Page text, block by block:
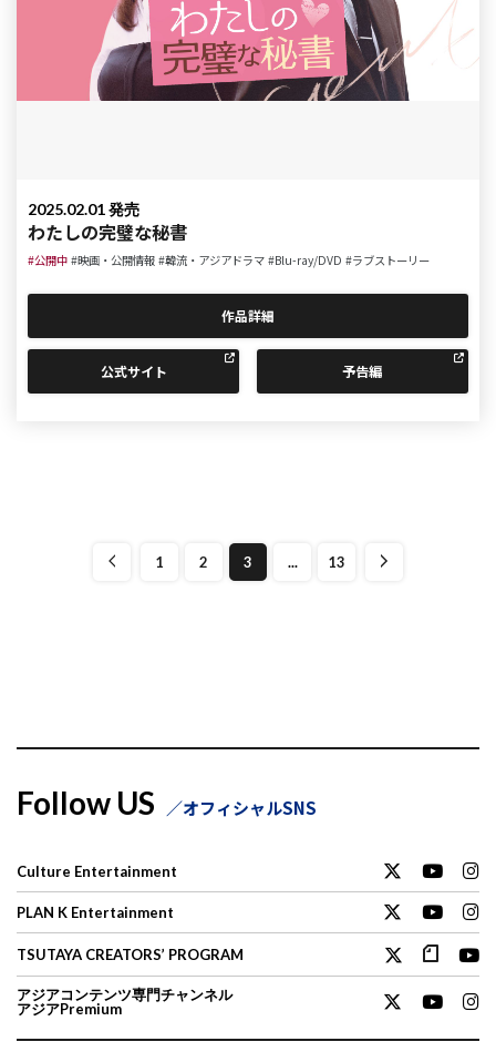
2025.02.01 発売
わたしの完璧な秘書
#公開中 #映画・公開情報 #韓流・アジアドラマ #Blu-ray/DVD #ラブストーリー
作品詳細
公式サイト 予告編
1 2 3 ... 13
Follow US オフィシャルSNS
Culture Entertainment
PLAN K Entertainment
TSUTAYA CREATORS’ PROGRAM
アジアコンテンツ専門チャンネル
アジアPremium